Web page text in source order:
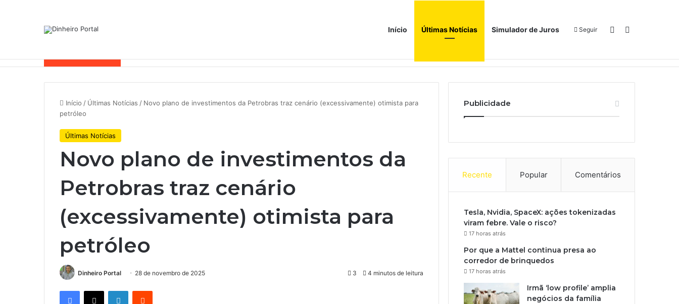
Início Últimas Notícias Simulador de Juros Seguir Switch skin
Início / Últimas Notícias / Novo plano de investimentos da Petrobras traz cenário (excessivamente) otimista para
petróleo
Últimas Notícias
Novo plano de investimentos da
Petrobras traz cenário
(excessivamente) otimista para
petróleo
Dinheiro Portal 28 de novembro de 2025 3 4 minutos de leitura
Facebook
X LinkedinReddit
Publicidade
Recente Popular Comentários
Tesla, Nvidia, SpaceX: ações tokenizadas
viram febre. Vale o risco?
17 horas atrás
Por que a Mattel continua presa ao
corredor de brinquedos
17 horas atrás
Irmã ‘low profile’ amplia
negócios da família